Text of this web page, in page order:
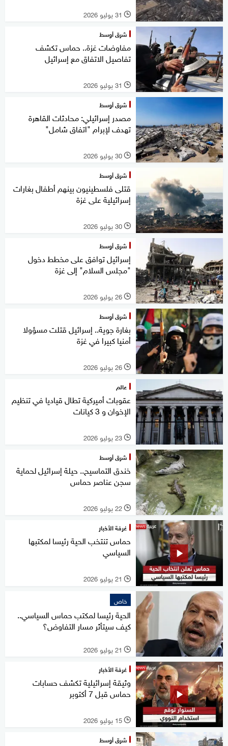
l 31 يوليو 2026
شرق أوسط
مفاوضات غزة.. حماس تكشف
تفاصيل الاتفاق مع إسرائيل
l 31 يوليو 2026
شرق أوسط
مصدر إسرائيلي: محادثات القاهرة
تهدف لإبرام "اتفاق شامل"
l 30 يوليو 2026
شرق أوسط
قتلى فلسطينيون بينهم أطفال بغارات
إسرائيلية على غزة
l 30 يوليو 2026
شرق أوسط
إسرائيل توافق على مخطط دخول
"مجلس السلام" إلى غزة
l 26 يوليو 2026
شرق أوسط
بغارة جوية.. إسرائيل قتلت مسؤولا
أمنيا كبيرا في غزة
l 26 يوليو 2026
عالم
عقوبات أميركية تطال قياديا في تنظيم
الإخوان و 3 كيانات
l 23 يوليو 2026
شرق أوسط
خندق التماسيح.. حيلة إسرائيل لحماية
سجن عناصر حماس
l 22 يوليو 2026
غرفة الأخبار
حماس تنتخب الحية رئيسا لمكتبها
السياسي
l 21 يوليو 2026
خاص
الحية رئيسا لمكتب حماس السياسي..
كيف سيتأثر مسار التفاوض؟
l 21 يوليو 2026
غرفة الأخبار
وثيقة إسرائيلية تكشف حسابات
حماس قبل 7 أكتوبر
l 15 يوليو 2026
شرق أوسط